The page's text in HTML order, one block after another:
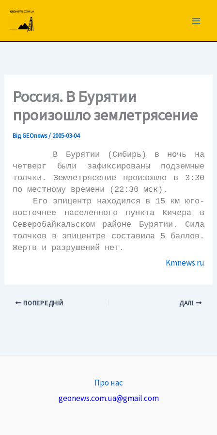
вмісту
Россия. В Бурятии
произошло землетрясение
ВідGEOnews/ 2005-03-04
В Бурятии (Сибирь) в ночь на
четверг были зафиксированы подземные
толчки. Землетрясение произошло в 3:30
по местному времени (22:30 мск).
Его эпицентр находился в 15 км юго-
восточнее населенного пункта Кичера в
Северобайкальском районе Бурятии. Сила
толчков в эпицентре составила 5 баллов.
Жертв и разрушений нет.
Kmnews.ru
ПОПЕРЕДНІЙ ДАЛІ
Про нас
geonews.com.ua@gmail.com